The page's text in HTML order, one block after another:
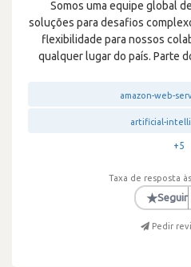
Somos uma equipe global
soluções para desafios
flexibilidade para nossos
qualquer lugar do país. Parte
amazon-web-
artificial-
+5
Taxa de resposta
★Seguir
Pedir